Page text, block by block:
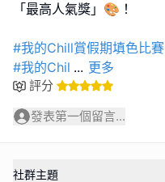
「最高人氣獎」🎨！
#我的Chill賞假期填色比賽
#我的Chil ... 更多
評分
發表第一個留言...
社群主題